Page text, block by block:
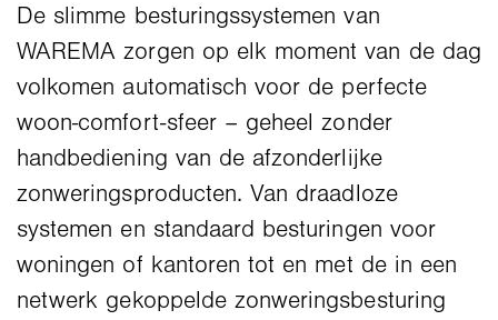
De slimme besturingssystemen van
WAREMA zorgen op elk moment van de dag
volkomen automatisch voor de perfecte
woon-comfort-sfeer – geheel zonder
handbediening van de afzonderlijke
zonweringsproducten. Van draadloze
systemen en standaard besturingen voor
woningen of kantoren tot en met de in een
netwerk gekoppelde zonweringsbesturing